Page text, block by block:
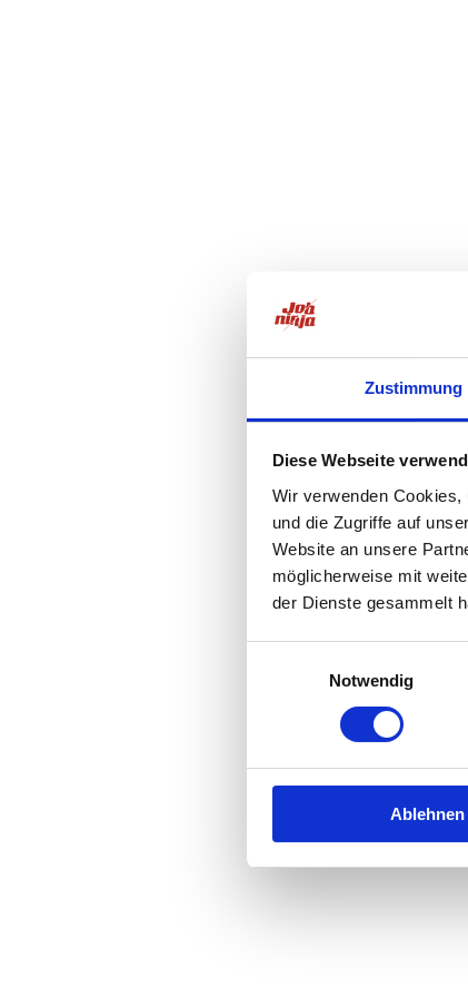
Zustimmung
Diese Webseite
Wir verwenden
und die Zugriffe auf
Website an unsere
möglicherweise mit
der Dienste gesammelt
Notwendig
Ablehnen
Application error: aclient-